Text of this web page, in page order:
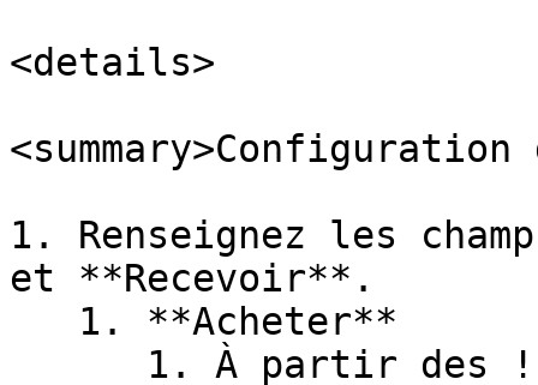
<details>
1. Renseignez les
et **Recevoir**.